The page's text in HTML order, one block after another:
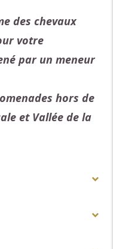
des chevaux
votre
par un meneur
hors de
et Vallée de la
Drôme à bord
Les vacanciers